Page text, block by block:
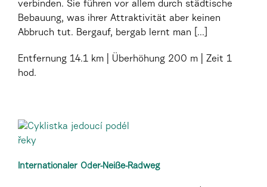
verbinden. Sie führen vor allem durch städtische
Bebauung, was ihrer Attraktivität aber keinen
Abbruch tut. Bergauf, bergab lernt man [...]
Entfernung 14.1 km Überhöhung 200 m Zeit 1
hod.
Internationaler Oder-Neiße-Radweg